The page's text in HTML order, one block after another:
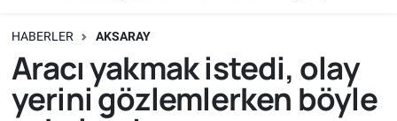
HABERLER AKSARAY
Aracı yakmak istedi, olay
yerini gözlemlerken böyle
Süper Lig Puan Durumu ve Fikstür
Tüm Manşetler